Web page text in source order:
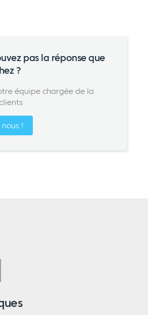
pas la réponse que
?
équipe chargée de la
!